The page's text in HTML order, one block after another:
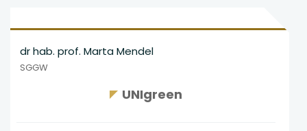
dr hab. prof. Marta Mendel